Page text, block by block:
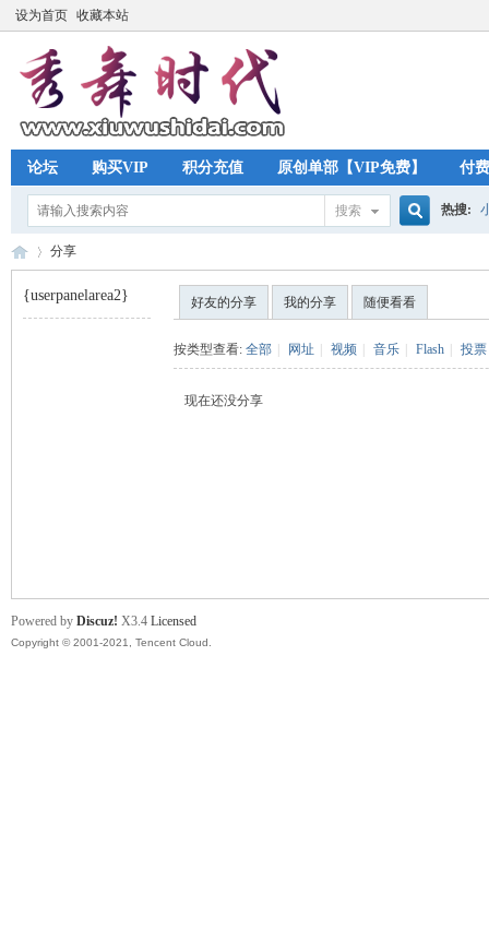
设为首页 收藏本站
论坛 购买VIP 积分充值 原创单部【VIP免费】 付
搜索 热搜:
分享
{userpanelarea2} 好友的分享 我的分享 随便看看
按类型查看: 全部 网址 视频 音乐 Flash 投票
现在还没分享
Powered by Discuz! X3.4 Licensed
Copyright © 2001-2021, Tencent Cloud.